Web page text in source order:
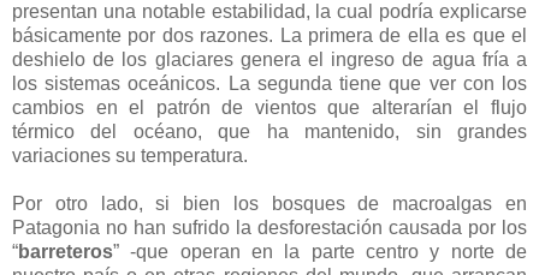
presentan una notable estabilidad, la cual podría explicarse
básicamente por dos razones. La primera de ella es que el
deshielo de los glaciares genera el ingreso de agua fría a
los sistemas oceánicos. La segunda tiene que ver con los
cambios en el patrón de vientos que alterarían el flujo
térmico del océano, que ha mantenido, sin grandes
variaciones su temperatura.
Por otro lado, si bien los bosques de macroalgas en
Patagonia no han sufrido la desforestación causada por los
“barreteros” -que operan en la parte centro y norte de